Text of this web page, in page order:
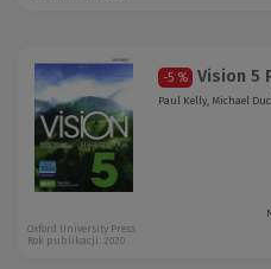
-5 % Vision 5
Paul Kelly, Michael
Oxford University Press
Rok publikacji: 2020